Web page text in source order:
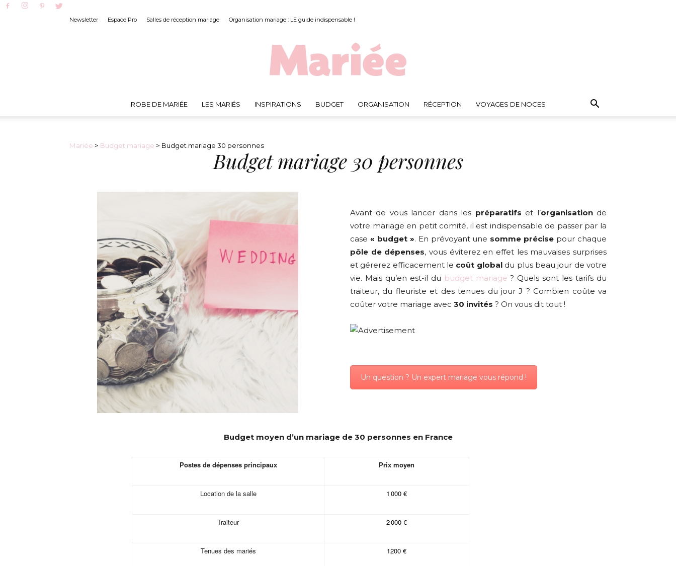
Newsletter Espace Pro Salles de réception mariage Organisation mariage : LE guide indispensable !
ROBE DE MARIÉE LES MARIÉS INSPIRATIONS BUDGET ORGANISATION RÉCEPTION VOYAGES DE NOCES
Mariée > Budget mariage > Budget mariage 30 personnes
Budget mariage 30 personnes
Avant de vous lancer dans les préparatifs et l’organisationde
votre mariage en petit comité, il est indispensable de passer par la
case « budget ». En prévoyant une somme précise pour chaque
pôle de dépenses, vous éviterez en effet les mauvaises surprises
et gérerez efficacement le coût globaldu plus beau jour de votre
vie. Mais qu’en est-il du budget mariage ? Quels sont les tarifs du
traiteur, du fleuriste et des tenues du jour J ? Combien coûte va
coûter votre mariage avec 30 invités ? On vous dit tout !
Un question ? Un expert mariage vous répond !
Budget moyen d’un mariage de 30 personnes en France
Postes de dépenses principaux Prix moyen
Location de la salle 1 000 €
Traiteur 2 000 €
Tenues des mariés 1200 €